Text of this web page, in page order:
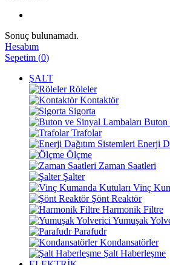
Sonuç bulunamadı.
Hesabım
Sepetim (0)
ŞALT
Röleler
Kontaktör
Sigorta
Buton
Trafolar
Enerji
Ölçme
Zaman Saatleri
Şalter
Vinç
Şönt Reaktör
Harmonik Filtre
Yumuşak
Parafudr
Kondansatörler
Şalt Haberleşme